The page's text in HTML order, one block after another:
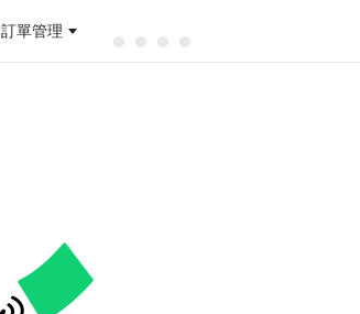
訂單管理